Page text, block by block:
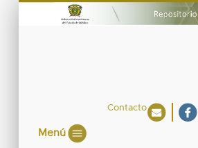
Contacto
Menú